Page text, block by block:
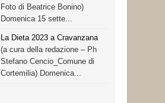
Foto di Beatrice Bonino)
Domenica 15 sette...
La Dieta 2023 a Cravanzana
(a cura della redazione – Ph
Stefano Cencio_Comune di
Cortemilia) Domenica...